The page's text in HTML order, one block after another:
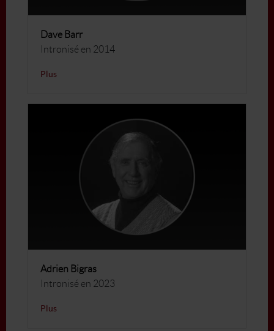
Dave Barr
Intronisé en 2014
Plus
Adrien Bigras
Intronisé en 2023
Plus